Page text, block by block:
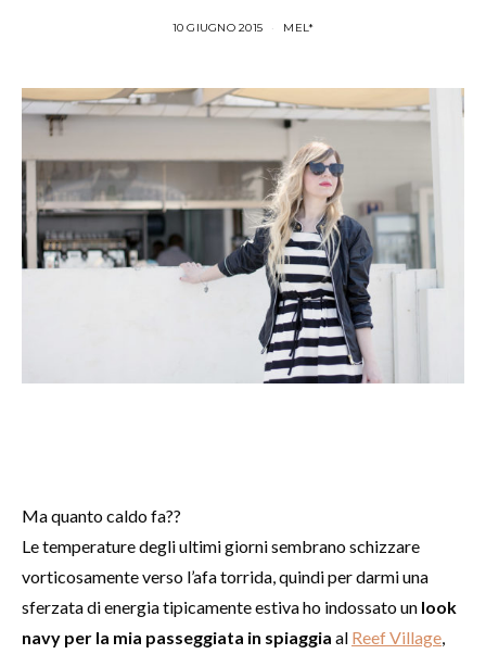
10 GIUGNO 2015 MEL*
Ma quanto caldo fa??
Le temperature degli ultimi giorni sembrano schizzare
vorticosamente verso l’afa torrida, quindi per darmi una
sferzata di energia tipicamente estiva ho indossato un look
navy per la mia passeggiata in spiaggia al Reef Village